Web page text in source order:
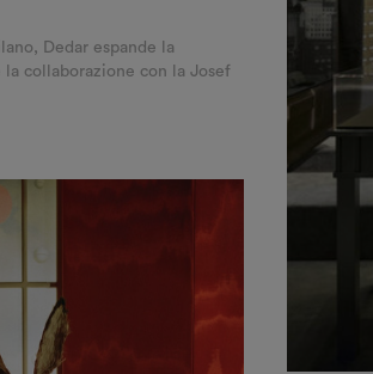
Dedar espande la
collaborazione con la Josef